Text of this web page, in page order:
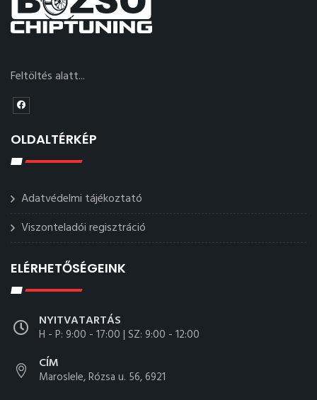
Feltöltés alatt...
OLDALTÉRKÉP
Adatvédelmi tájékoztató
Viszonteladói regisztráció
ELÉRHETŐSÉGEINK
NYITVATARTÁS
H - P: 9:00 - 17:00 | SZ: 9:00 - 12:00
CÍM
Maroslele, Rózsa u. 56, 6921